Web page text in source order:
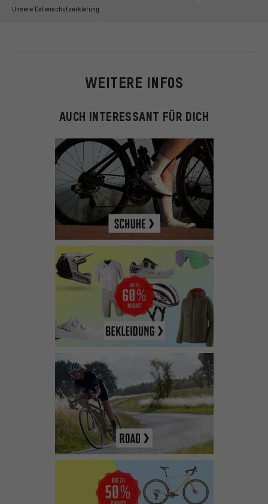
Unsere Datenschutzerklärung
WEITERE INFOS
AUCH INTERESSANT FÜR DICH